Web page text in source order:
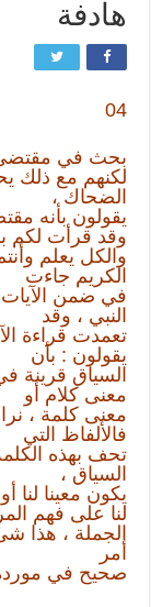
هادفة
04
بحث في مقتضى
لكنهم مع ذلك
الضحاك ،
يقولون بأنه
وقد قرأت لكم
والكل يعلم
الكريم جاءت
في ضمن الآيات
النبي ، وقد
تعمدت قراءة
يقولون : بأن
السياق قرينة
معنى كلام أو
معنى كلمة ،
فالألفاظ التي
تحف بهذه
السياق ،
يكون معينا لنا
لنا على فهم
الجملة ، هذا
أمر
صحيح في